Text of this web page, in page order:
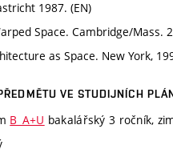
1987. (EN)
Space. Cambridge/Mass.
as Space. New York,
VE STUDIJNÍCH
B_A+U bakalářský 3 ročník,